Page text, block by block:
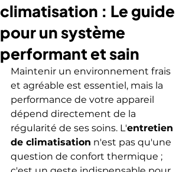
climatisation : Le guide
pour un système
performant et sain
Maintenir un environnement frais
et agréable est essentiel, mais la
performance de votre appareil
dépend directement de la
régularité de ses soins. L'entretien
de climatisation n'est pas qu'une
question de confort thermique ;